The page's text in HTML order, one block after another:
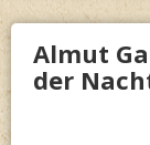
Almut
der